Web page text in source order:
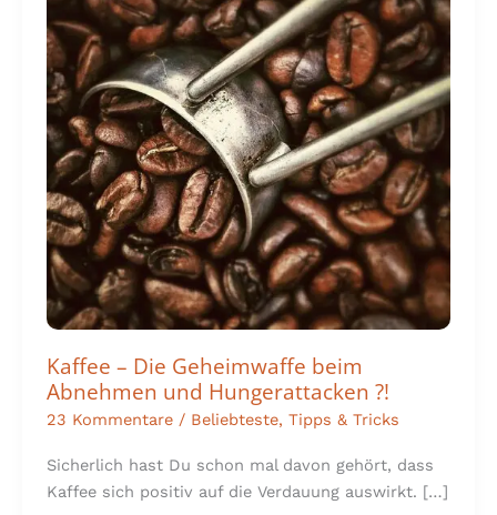
Kaffee – Die Geheimwaffe beim
Abnehmen und Hungerattacken ?!
23 Kommentare / Beliebteste, Tipps & Tricks
Sicherlich hast Du schon mal davon gehört, dass
Kaffee sich positiv auf die Verdauung auswirkt. […]
Geheimwaffe
beim
Abnehmen
und
Hungerattacken
?!